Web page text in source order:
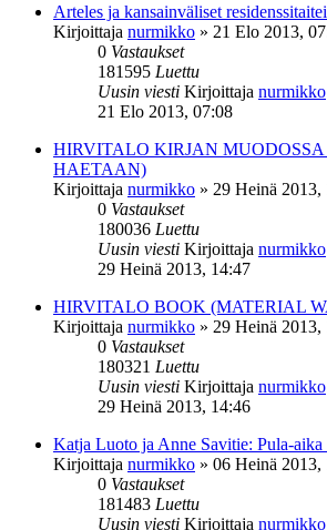
Arteles ja kansainväliset
Kirjoittaja nurmikko » 21 Elo 2013,
0 Vastaukset
181595 Luettu
Uusin viesti Kirjoittaja nurmikko
21 Elo 2013, 07:08
HIRVITALO KIRJAN
HAETAAN)
Kirjoittaja nurmikko » 29 Heinä 2013,
0 Vastaukset
180036 Luettu
Uusin viesti Kirjoittaja nurmikko
29 Heinä 2013, 14:47
HIRVITALO BOOK (MATERIAL
Kirjoittaja nurmikko » 29 Heinä 2013,
0 Vastaukset
180321 Luettu
Uusin viesti Kirjoittaja nurmikko
29 Heinä 2013, 14:46
Katja Luoto ja Anne Savitie: Pula-aika
Kirjoittaja nurmikko » 06 Heinä 2013,
0 Vastaukset
181483 Luettu
Uusin viesti Kirjoittaja nurmikko